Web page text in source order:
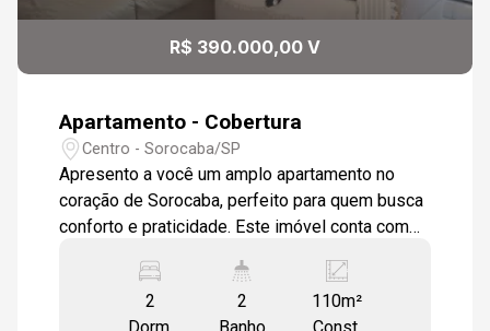
11
12:30
13:00
13:30
R$ 390.000,00 V
Apartamento - Cobertura
Centro - Sorocaba/SP
Apresento a você um amplo apartamento no
coração de Sorocaba, perfeito para quem busca
conforto e praticidade. Este imóvel conta com
proporcionando um ambiente moderno e
acolhedor. São dois dormitórios com armários
2
2
110m²